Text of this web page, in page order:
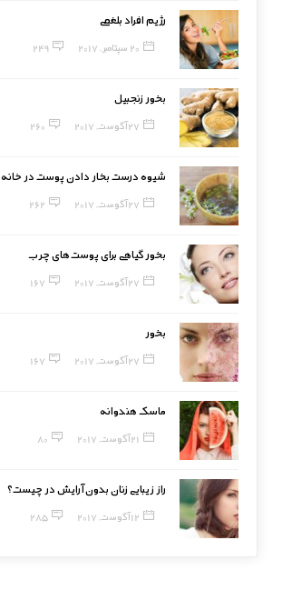
رژیم افراد بلغمی
20 سپتامبر, 2017 249
بخور زنجبیل
27 آگوست, 2017 260
شیوه درست بخار دادن پوست در خانه
27 آگوست, 2017 262
بخور گیاهی برای پوست‌های چرب
27 آگوست, 2017 167
بخور
27 آگوست, 2017 167
ماسک هندوانه
21 آگوست, 2017 80
راز زیبایی زنان بدون آرایش در چیست؟
12 آگوست, 2017 285